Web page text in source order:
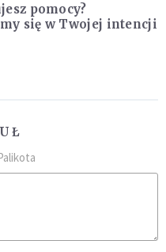
pomocy?
się w Twojej intencji